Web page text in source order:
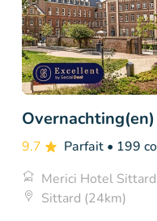
9.7 Parfait • 199
Merici Hotel Sittard
Sittard (24km)